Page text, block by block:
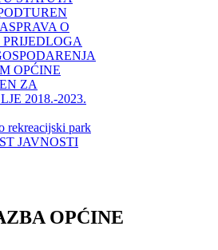
O
OPĆINE
ZA
2018.-2023.
rekreacijski park
JAVNOSTI
OPĆINE